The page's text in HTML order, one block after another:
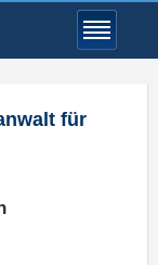
für